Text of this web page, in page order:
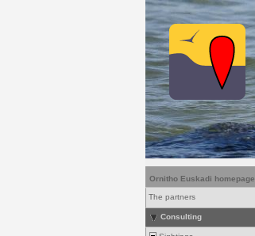
Ornitho Euskadi homepage
The partners
Consulting